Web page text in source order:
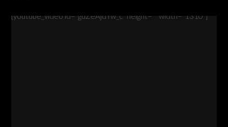
[youtube_video id="guZeAjdYw_c" height="" width="1310"]